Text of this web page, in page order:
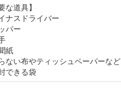
な道具】
ナスドライバー
パー
紙
ない布やティッシュペーパーなど
できる袋